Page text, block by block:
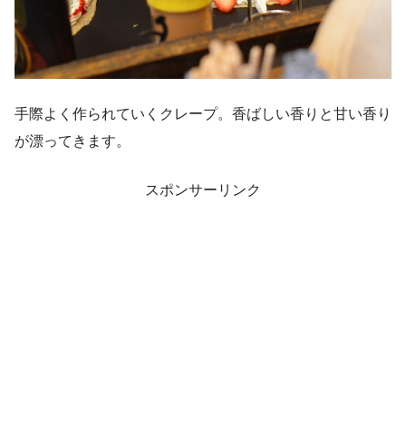
手際よく作られていくクレープ。香ばしい香りと甘い香り
が漂ってきます。
スポンサーリンク